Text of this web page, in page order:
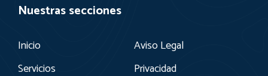
Nuestras secciones
Inicio
Servicios
Aviso Legal
Privacidad